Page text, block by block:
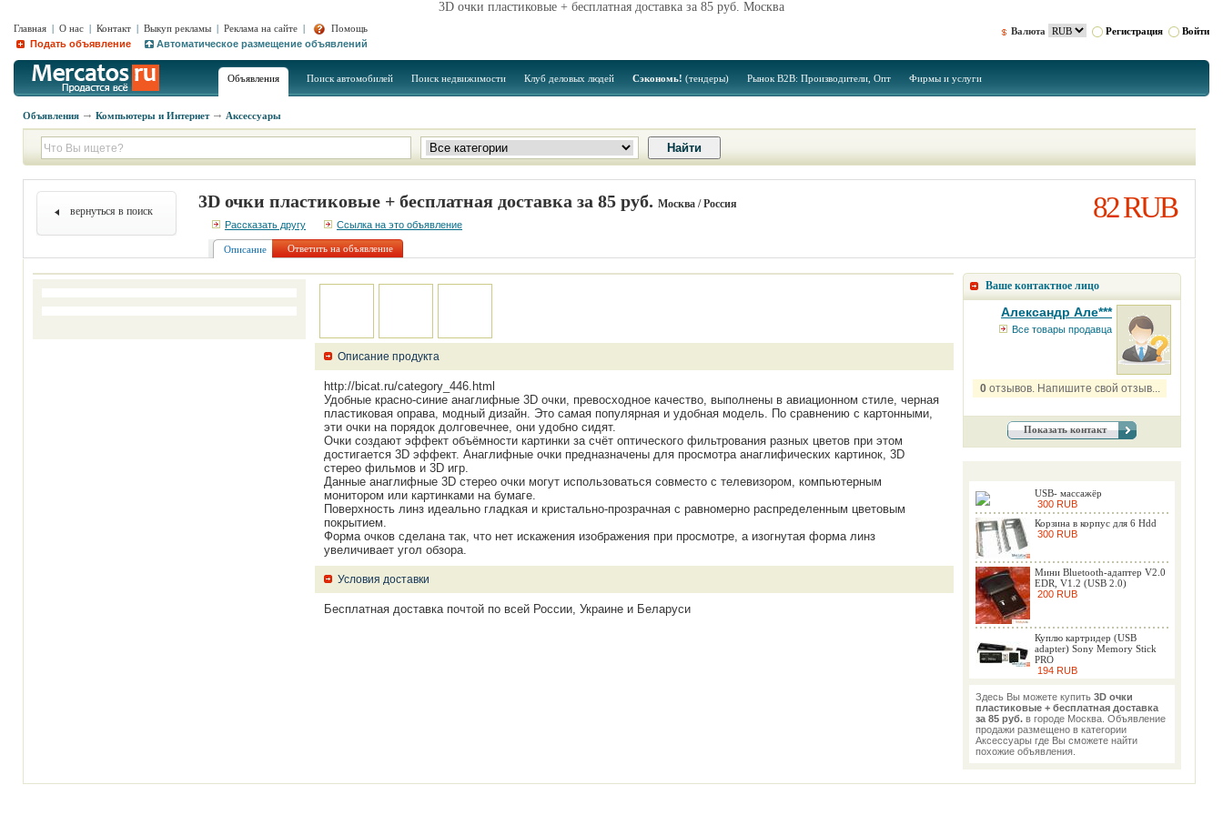
3D очки пластиковые + бесплатная доставка за 85 руб. Москва
Главная | О нас | Контакт | Выкуп рекламы | Реклама на сайте |
Помощь
Подать объявление
Автоматическое размещение объявлений
Валюта Регистрация Войти
Объявления Поиск автомобилей Поиск недвижимости Клуб деловых людей Сэкономь! (тендеры) Рынок B2B: Производители, Опт Фирмы и услуги
Объявления Компьютеры и Интернет Аксессуары
вернуться в поиск 3D очки пластиковые + бесплатная доставка за 85 руб. Москва / Россия
Рассказать другу Ссылка на это объявление
82 RUB
Описание Ответить на объявление
Описание продукта
http://bicat.ru/category_446.html
Удобные красно-синие анаглифные 3D очки, превосходное качество, выполнены в авиационном стиле, черная
пластиковая оправа, модный дизайн. Это самая популярная и удобная модель. По сравнению с картонными,
эти очки на порядок долговечнее, они удобно сидят.
Очки создают эффект объёмности картинки за счёт оптического фильтрования разных цветов при этом
достигается 3D эффект. Анаглифные очки предназначены для просмотра анаглифических картинок, 3D
стерео фильмов и 3D игр.
Данные анаглифные 3D стерео очки могут использоваться совместо с телевизором, компьютерным
монитором или картинками на бумаге.
Поверхность линз идеально гладкая и кристально-прозрачная с равномерно распределенным цветовым
покрытием.
Форма очков сделана так, что нет искажения изображения при просмотре, а изогнутая форма линз
увеличивает угол обзора.
Условия доставки
Бесплатная доставка почтой по всей России, Украине и Беларуси
Ваше контактное лицо
Александр Але***
Все товары продавца
0отзывов. Напишите свой отзыв...
Показать контакт
USB- массажёр
300 RUB
Корзина в корпус для 6 Hdd
300 RUB
Мини Bluetooth-адаптер V2.0
EDR, V1.2 (USB 2.0)
200 RUB
Куплю картридер (USB
adapter) Sony Memory Stick
PRO
194 RUB
Здесь Вы можете купить 3D очки
пластиковые + бесплатная доставка
за 85 руб. в городе Москва. Объявление
продажи размещено в категории
Аксессуары где Вы сможете найти
похожие объявления.